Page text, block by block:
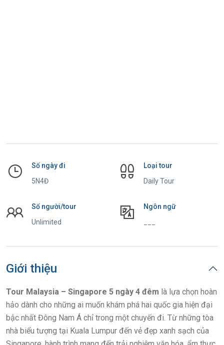
Số ngày đi
5N4Đ
Loại tour
Daily Tour
Số người/tour
Unlimited
Ngôn ngữ
Giới thiệu
Tour Malaysia – Singapore 5 ngày 4 đêm là lựa chọn hoàn
hảo dành cho những ai muốn khám phá hai quốc gia hiện đại
bậc nhất Đông Nam Á chỉ trong một chuyến đi. Từ những tòa
nhà biểu tượng tại Kuala Lumpur đến vẻ đẹp xanh sạch của